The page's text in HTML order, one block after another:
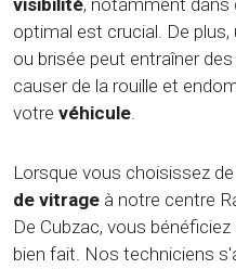
visibilité, notamment dans
optimal est crucial. De plus,
ou brisée peut entraîner
causer de la rouille et
votre véhicule.
Lorsque vous choisissez
de vitrage à notre centre
De Cubzac, vous
bien fait. Nos techniciens